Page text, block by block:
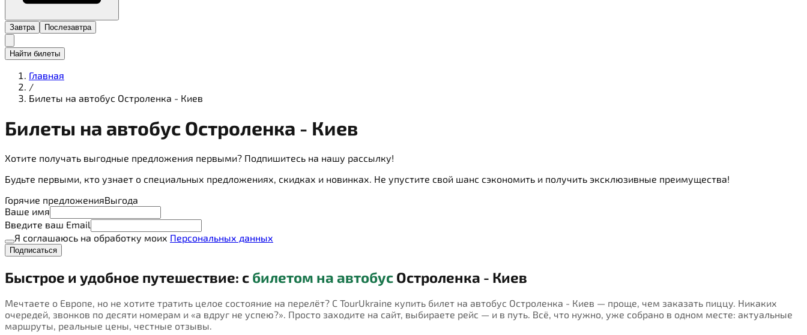
Завтра Послезавтра
Найти билеты
Главная
/
Билеты на автобус Остроленка - Киев
Билеты на автобус Остроленка - Киев
Хотите получать выгодные предложения первыми? Подпишитесь на нашу рассылку!
Будьте первыми, кто узнает о специальных предложениях, скидках и новинках. Не упустите свой шанс сэкономить и получить эксклюзивные преимущества!
Горячие предложенияВыгода
Ваше имя
Введите ваш Email
Я соглашаюсь на обработку моих Персональных данных
Подписаться
Быстрое и удобное путешествие: с билетом на автобус Остроленка - Киев
Мечтаете о Европе, но не хотите тратить целое состояние на перелёт? С TourUkraine купить билет на автобус Остроленка - Киев — проще, чем заказать пиццу. Никаких
очередей, звонков по десяти номерам и «а вдруг не успею?». Просто заходите на сайт, выбираете рейс — и в путь. Всё, что нужно, уже собрано в одном месте: актуальные
маршруты, реальные цены, честные отзывы.